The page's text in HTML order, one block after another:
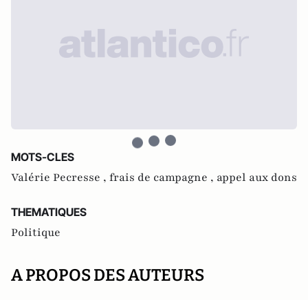
MOTS-CLES
Valérie Pecresse , frais de campagne , appel aux dons
THEMATIQUES
Politique
A PROPOS DES AUTEURS